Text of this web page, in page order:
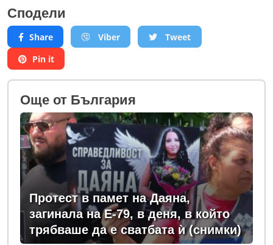
Сподели
Share Viber
Tweet
Pin it
Oще от България
Протест в памет на Даяна,
загинала на Е-79, в деня, в който
трябваше да е сватбата ѝ (снимки)